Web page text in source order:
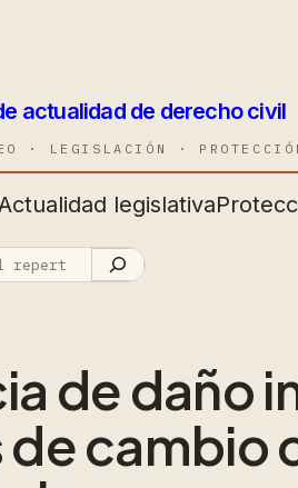
actualidad de derecho civil
· LEGISLACIÓN ·
legislativa
de daño
cambio